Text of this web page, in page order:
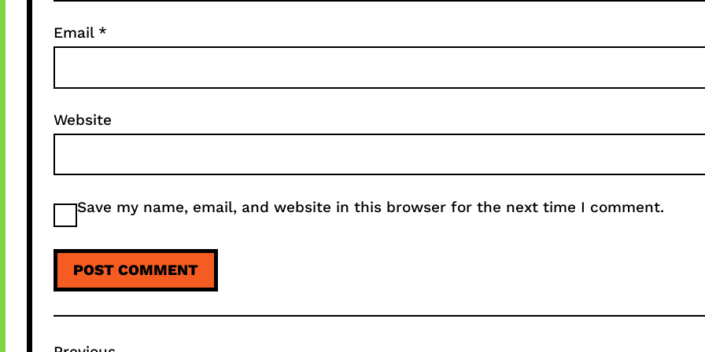
Email *
Website
Save my name, email, and website in this browser for the next time I comment.